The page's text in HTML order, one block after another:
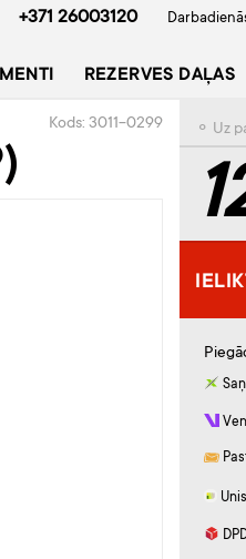
+371 26003120
REZERVES DAĻAS
Kods: 3011-0299 ⚬ Uz